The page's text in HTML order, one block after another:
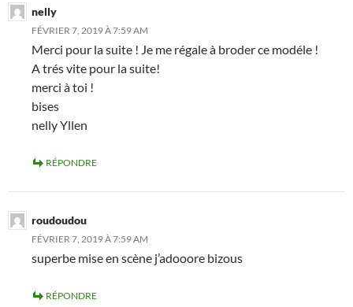
nelly
FÉVRIER 7, 2019 À 7:59 AM
Merci pour la suite ! Je me régale à broder ce modéle !
A trés vite pour la suite!
merci à toi !
bises
nelly Yllen
RÉPONDRE
roudoudou
FÉVRIER 7, 2019 À 7:59 AM
superbe mise en scène j’adooore bizous
RÉPONDRE